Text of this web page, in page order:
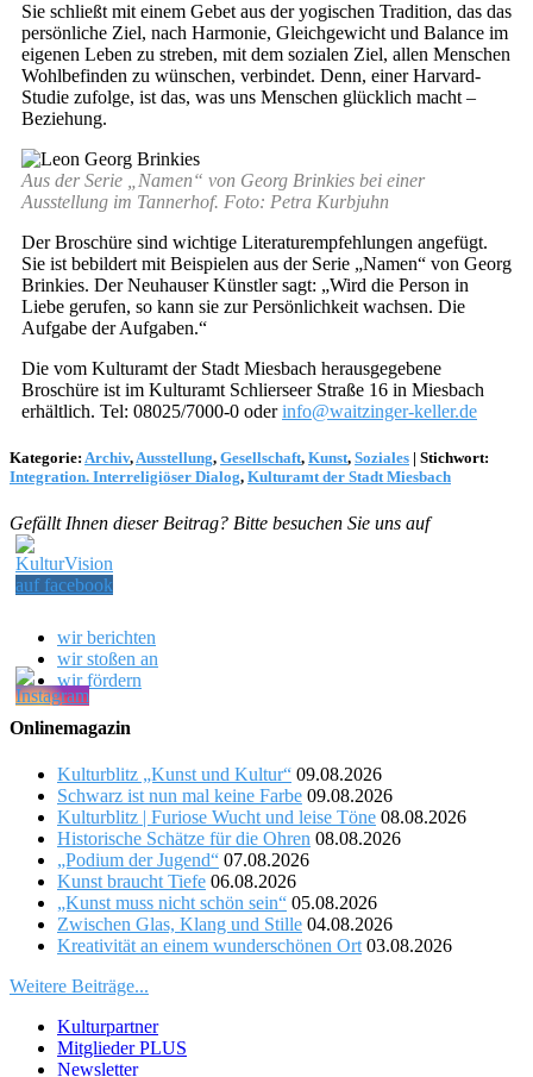
Sie schließt mit einem Gebet aus der yogischen Tradition, das das
persönliche Ziel, nach Harmonie, Gleichgewicht und Balance im
eigenen Leben zu streben, mit dem sozialen Ziel, allen Menschen
Wohlbefinden zu wünschen, verbindet. Denn, einer Harvard-
Studie zufolge, ist das, was uns Menschen glücklich macht –
Beziehung.
Aus der Serie „Namen“ von Georg Brinkies bei einer
Ausstellung im Tannerhof. Foto: Petra Kurbjuhn
Der Broschüre sind wichtige Literaturempfehlungen angefügt.
Sie ist bebildert mit Beispielen aus der Serie „Namen“ von Georg
Brinkies. Der Neuhauser Künstler sagt: „Wird die Person in
Liebe gerufen, so kann sie zur Persönlichkeit wachsen. Die
Aufgabe der Aufgaben.“
Die vom Kulturamt der Stadt Miesbach herausgegebene
Broschüre ist im Kulturamt Schlierseer Straße 16 in Miesbach
erhältlich. Tel: 08025/7000-0 oderinfo@waitzinger-keller.de
Kategorie: Archiv,Ausstellung, Gesellschaft, Kunst, Soziales | Stichwort:
Integration. Interreligiöser Dialog, Kulturamt der Stadt Miesbach
Gefällt Ihnen dieser Beitrag? Bitte besuchen Sie uns auf
wir berichten
wir stoßen an
wir fördern
Onlinemagazin
Kulturblitz „Kunst und Kultur“ 09.08.2026
Schwarz ist nun mal keine Farbe 09.08.2026
Kulturblitz | Furiose Wucht und leise Töne 08.08.2026
Historische Schätze für die Ohren 08.08.2026
„Podium der Jugend“ 07.08.2026
Kunst braucht Tiefe 06.08.2026
„Kunst muss nicht schön sein“ 05.08.2026
Zwischen Glas, Klang und Stille 04.08.2026
Kreativität an einem wunderschönen Ort 03.08.2026
Weitere Beiträge...
Kulturpartner
Mitglieder PLUS
Newsletter